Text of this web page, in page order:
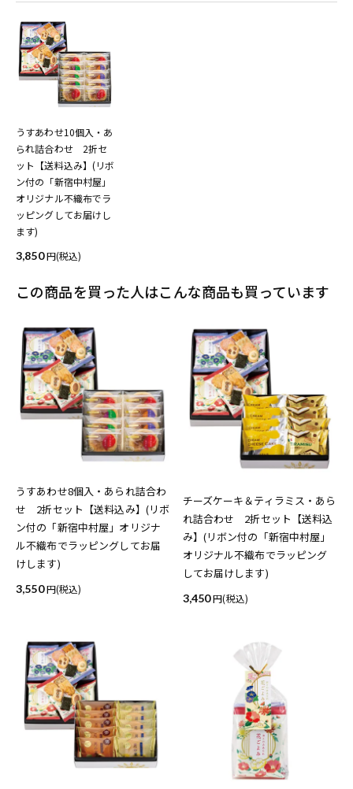
うすあわせ10個入・あ
られ詰合わせ 2折セ
ット【送料込み】(リボ
ン付の「新宿中村屋」
オリジナル不織布でラ
ッピングしてお届けし
ます)
3,850
(税込)
この商品を買った人はこんな商品も買っています
うすあわせ8個入・あられ詰合わ
せ 2折セット【送料込み】(リボ
ン付の「新宿中村屋」オリジナ
ル不織布でラッピングしてお届
けします)
3,550 (税込)
チーズケーキ＆ティラミス・あら
れ詰合わせ 2折セット【送料込
み】(リボン付の「新宿中村屋」
オリジナル不織布でラッピング
してお届けします)
3,450 (税込)